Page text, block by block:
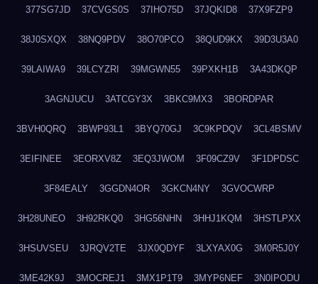
377SG7JD 37CVGS0S 37IHO75D 37JQKID8 37X9FZP9
38J0SXQX 38NQ9PDV 38O70PCO 38QUD9KX 39D3U3A0
39LAIWA9 39LCYZRI 39MGWN55 39PXKH1B 3A43DKQP
3AGNJUCU 3ATCGY3X 3BKC9MX3 3BORDPAR
3BVH0QRQ 3BWP93L1 3BYQ70GJ 3C9KPDQV 3CL4BSMV
3EIFINEE 3EORXV8Z 3EQ3JWOM 3F09CZ9V 3F1DPDSC
3F84EALY 3GGDN4OR 3GKCN4NY 3GVOCWRP
3H28UNEO 3H92RKQ0 3HG56NHN 3HHJ1KQM 3HSTLPXX
3HSUVSEU 3JRQV2TE 3JX0QDYF 3LXYAX0G 3M0R5J0Y
3ME42K9J 3MOCREJ1 3MX1P1T9 3MYP6NEF 3N0IPODU